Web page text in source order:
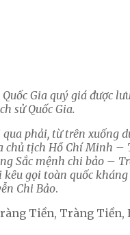
Gia quý giá được
sử Quốc Gia.
phải, từ trên xuống
chủ tịch Hồ Chí Minh –
Sắc mệnh chi bảo –
kêu gọi toàn quốc
Chi Bảo.
Tiền, Tràng Tiền,